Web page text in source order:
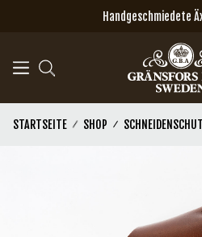
Zum Hauptinhalt springenHandgeschmiedete
STARTSEITE SHOP